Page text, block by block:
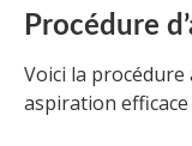
Procédure
Voici la
aspiration efficace